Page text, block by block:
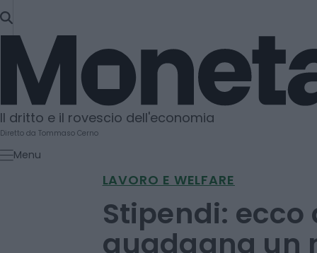
SKIP
TO
CONTENT
Moneta
Il dritto e il rovescio dell'economia
Diretto da Tommaso Cerno
Menu
LAVORO E WELFARE